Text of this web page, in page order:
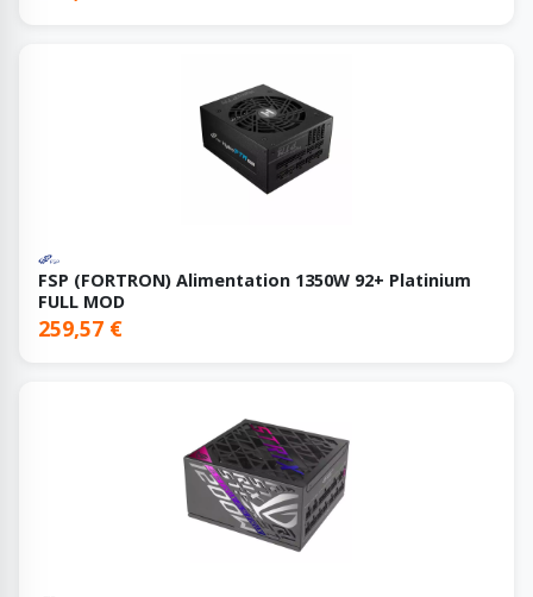
FSP (FORTRON) Alimentation 1350W 92+ Platinium
FULL MOD
259,57 €